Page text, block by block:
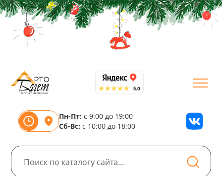
Пн-Пт: с 9:00 до 19:00
Сб-Вс: с 10:00 до 18:00